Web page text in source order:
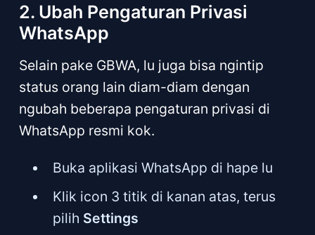
2. Ubah Pengaturan Privasi
WhatsApp
Selain pake GBWA, lu juga bisa ngintip
status orang lain diam-diam dengan
ngubah beberapa pengaturan privasi di
WhatsApp resmi kok.
Buka aplikasi WhatsApp di hape lu
Klik icon 3 titik di kanan atas, terus
pilih Settings